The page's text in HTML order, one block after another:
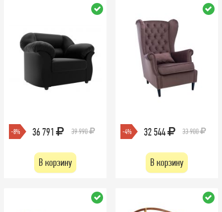
-8% 36 791 39 990
В корзину
-4% 32 544 33 900
В корзину